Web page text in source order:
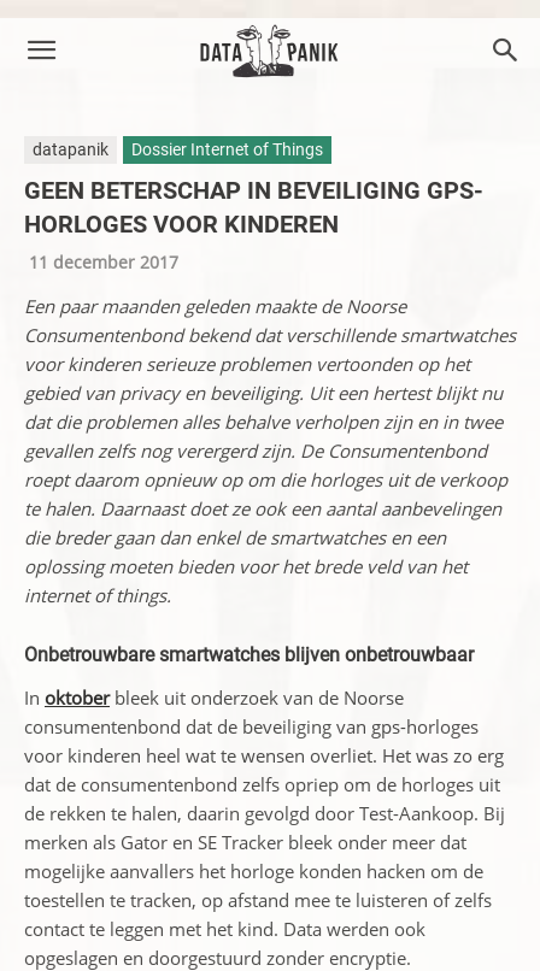
datapanik Dossier Internet of Things
GEEN BETERSCHAP IN BEVEILIGING GPS-
HORLOGES VOOR KINDEREN
11 december 2017
Een paar maanden geleden maakte de Noorse
Consumentenbond bekend dat verschillende smartwatches
voor kinderen serieuze problemen vertoonden op het
gebied van privacy en beveiliging. Uit een hertest blijkt nu
dat die problemen alles behalve verholpen zijn en in twee
gevallen zelfs nog verergerd zijn. De Consumentenbond
roept daarom opnieuw op om die horloges uit de verkoop
te halen. Daarnaast doet ze ook een aantal aanbevelingen
die breder gaan dan enkel de smartwatches en een
oplossing moeten bieden voor het brede veld van het
internet of things.
Onbetrouwbare smartwatches blijven onbetrouwbaar
In oktoberbleek uit onderzoek van de Noorse
consumentenbond dat de beveiliging van gps-horloges
voor kinderen heel wat te wensen overliet. Het was zo erg
dat de consumentenbond zelfs opriep om de horloges uit
de rekken te halen, daarin gevolgd door Test-Aankoop. Bij
merken als Gator en SE Tracker bleek onder meer dat
mogelijke aanvallers het horloge konden hacken om de
toestellen te tracken, op afstand mee te luisteren of zelfs
contact te leggen met het kind. Data werden ook
opgeslagen en doorgestuurd zonder encryptie.